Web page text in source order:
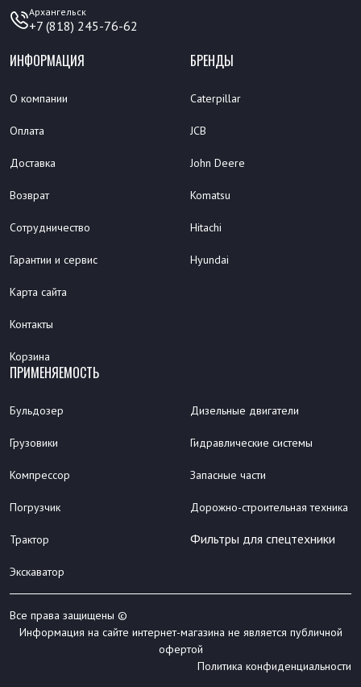
Архангельск
+7 (818) 245-76-62
ИНФОРМАЦИЯ
О компании
Оплата
Доставка
Возврат
Сотрудничество
Гарантии и сервис
Карта сайта
Контакты
Корзина
БРЕНДЫ
Caterpillar
JCB
John Deere
Komatsu
Hitachi
Hyundai
ПРИМЕНЯЕМОСТЬ
Бульдозер
Грузовики
Компрессор
Погрузчик
Трактор
Экскаватор
Дизельные двигатели
Гидравлические системы
Запасные части
Дорожно-строительная техника
Фильтры для спецтехники
Все права защищены ©
Информация на сайте интернет-магазина не является публичной
офертой
Политика конфиденциальности